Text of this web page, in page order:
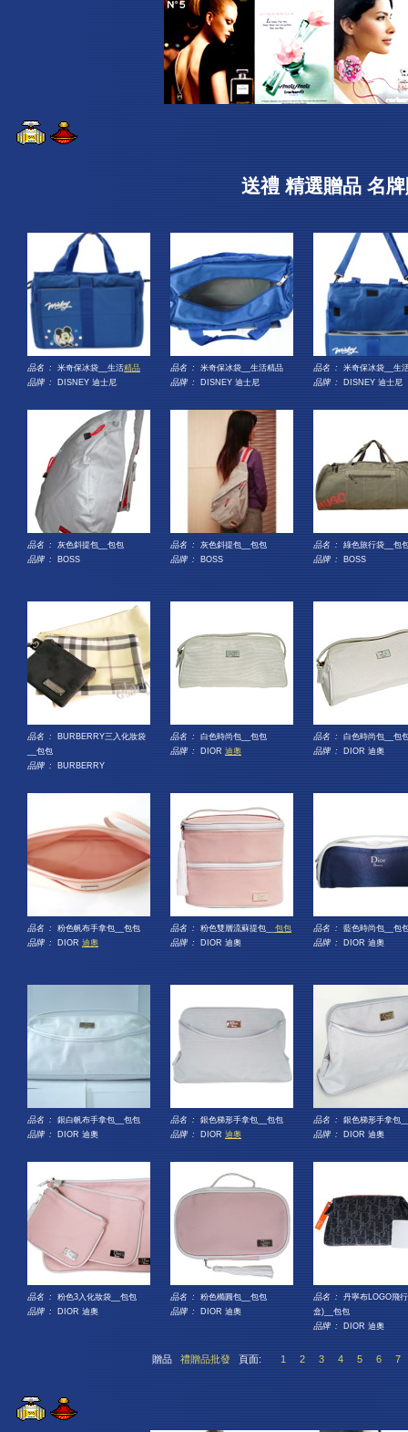
送禮 精選贈品 名
品名 : 米奇保冰袋__生活精品
品牌 : DISNEY 迪士尼
品名 : 米奇保冰袋__生活精品
品牌 : DISNEY 迪士尼
品名 : 米奇保冰袋__生
品牌 : DISNEY 迪士尼
品名 : 灰色斜提包__包包
品牌 : BOSS
品名 : 灰色斜提包__包包
品牌 : BOSS
品名 : 綠色旅行袋__包
品牌 : BOSS
品名 : BURBERRY三入化妝袋
__包包
品牌 : BURBERRY
品名 : 白色時尚包__包包
品牌 : DIOR 迪奧
品名 : 白色時尚包__包
品牌 : DIOR 迪奧
品名 : 粉色帆布手拿包__包包
品牌 : DIOR 迪奧
品名 : 粉色雙層流蘇提包__ 包包
品牌 : DIOR 迪奧
品名 : 藍色時尚包__包
品牌 : DIOR 迪奧
品名 : 銀白帆布手拿包__包包
品牌 : DIOR 迪奧
品名 : 銀色梯形手拿包__包包
品牌 : DIOR 迪奧
品名 : 銀色梯形手拿包
品牌 : DIOR 迪奧
品名 : 粉色3入化妝袋__包包
品牌 : DIOR 迪奧
品名 : 粉色橢圓包__包包
品牌 : DIOR 迪奧
品名 : 丹寧布LOGO飛
盒)__包包
品牌 : DIOR 迪奧
贈品 禮贈品批發 頁面: 1 2 3 4 5 6 7